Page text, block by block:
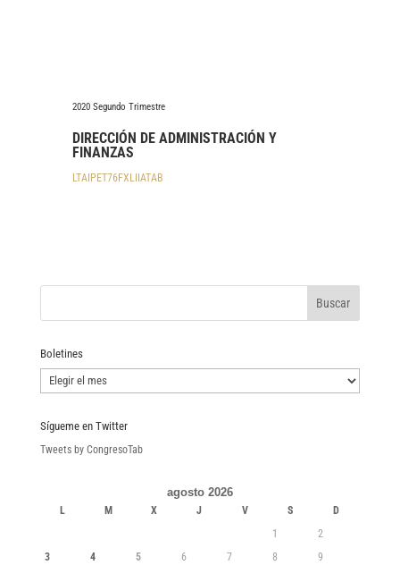
2020 Segundo Trimestre
DIRECCIÓN DE ADMINISTRACIÓN Y
FINANZAS
LTAIPET76FXLIIATAB
Boletines
Boletines
Sígueme en Twitter
Tweets by CongresoTab
agosto 2026
L M X J V S
D
1
2
3
4 5 6 7 8
9